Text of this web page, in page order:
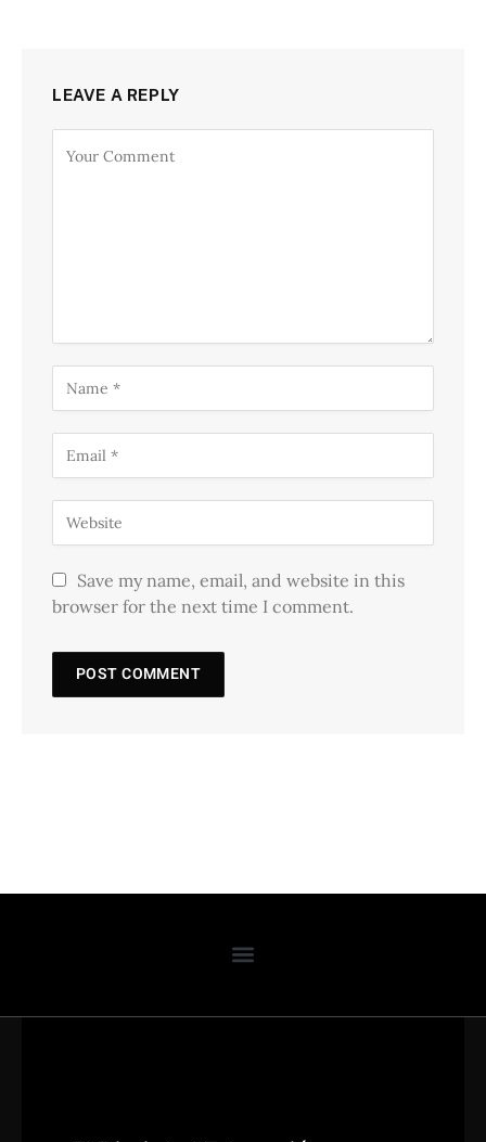
LEAVE A REPLY
Save my name, email, and website in this
browser for the next time I comment.